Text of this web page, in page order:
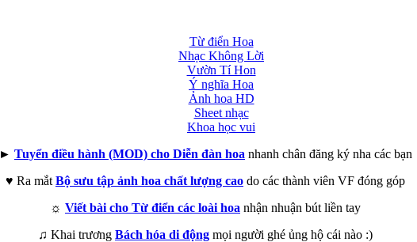
Từ điển Hoa
Nhạc Không Lời
Vườn Tí Hon
Ý nghĩa Hoa
Ảnh hoa HD
Sheet nhạc
Khoa học vui
► Tuyển điều hành (MOD) cho Diễn đàn hoa nhanh chân đăng ký nha các bạn
♥ Ra mắt Bộ sưu tập ảnh hoa chất lượng cao do các thành viên VF đóng góp
☼ Viết bài cho Từ điển các loài hoa nhận nhuận bút liền tay
♫ Khai trương Bách hóa di động mọi người ghé ủng hộ cái nào :)